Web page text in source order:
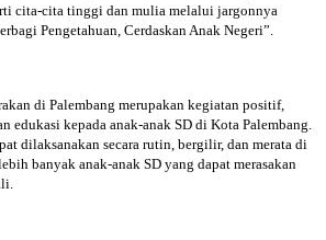
cita-cita tinggi dan mulia melalui jargonnya
Pengetahuan, Cerdaskan Anak Negeri”.
di Palembang merupakan kegiatan positif,
edukasi kepada anak-anak SD di Kota Palembang.
dilaksanakan secara rutin, bergilir, dan merata di
banyak anak-anak SD yang dapat merasakan